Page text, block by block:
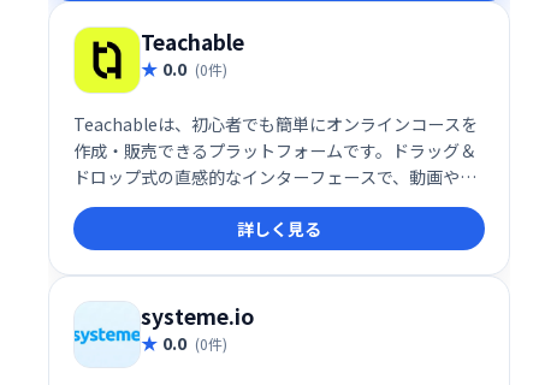
Teachable
0.0 (0件)
Teachableは、初心者でも簡単にオンラインコースを
作成・販売できるプラットフォームです。ドラッグ＆
ドロップ式の直感的なインターフェースで、動画やク
イズなどを自由に組み込み、プロフェッショナルなコ
ースを制作できます。高い自由度と柔軟性を備え、幅
広い学習ニーズに対応します。多くの利用者に支持さ
れ、オンライン教育ビジネスを始める最適な選択肢で
す。
詳しく見る
systeme.io
0.0 (0件)